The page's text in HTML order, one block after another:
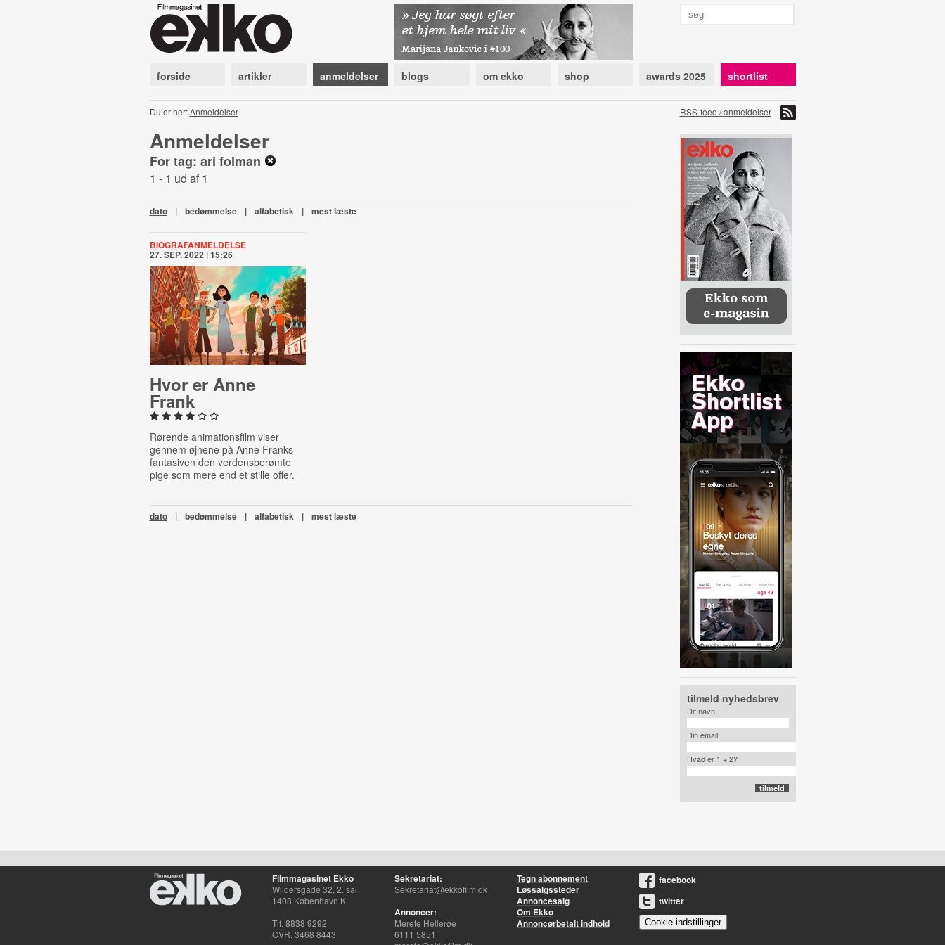
forside artikler anmeldelser blogs om ekko shop awards 2025 shortlist
Du er her:Anmeldelser RSS-feed / anmeldelser
Anmeldelser
For tag: ari folman
1 - 1 ud af 1
dato | bedømmelse | alfabetisk | mest læste
BIOGRAFANMELDELSE
27. SEP. 2022 | 15:26
Hvor er Anne
Frank
Rørende animationsfilm viser
gennem øjnene på Anne Franks
fantasiven den verdensberømte
pige som mere end et stille offer.
dato | bedømmelse | alfabetisk | mest læste
tilmeld nyhedsbrev
Dit navn:
Din email:
Hvad er 1 + 2?
Filmmagasinet Ekko
Wildersgade 32, 2. sal
1408 København K
Tlf. 8838 9292
CVR. 3468 8443
Sekretariat:
Sekretariat@ekkofilm.dk
Annoncer:
Merete Hellerøe
6111 5851
Tegn abonnement
Løssalgssteder
Annoncesalg
Om Ekko
Annoncørbetalt indhold
facebook
twitter
Cookie-indstillinger